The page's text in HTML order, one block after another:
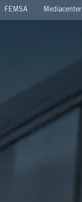
FEMSA Mediacenter